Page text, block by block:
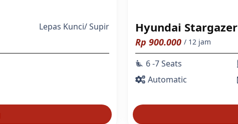
Lepas Kunci/Supir Hyundai Stargazer
Rp 900.000 / 12 jam
airline_seat_recline_extra 6 -7 Seats
Automatic